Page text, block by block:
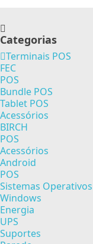
Categorias
Terminais POS
FEC
POS
Bundle POS
Tablet POS
Acessórios
BIRCH
POS
Acessórios
Android
POS
Sistemas Operativos
Windows
Energia
UPS
Suportes